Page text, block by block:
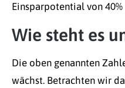
Einsparpotential von
Wie steht es
Die oben genannten
wächst. Betrachten wir